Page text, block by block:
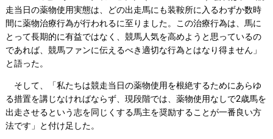
走当日の薬物使用実態は、どの出走馬にも装鞍所に入るわずか数時
間に薬物治療行為が行われるに至りました。この治療行為は、馬に
とって長期的に有益ではなく、競馬人気を高めようと思っているの
であれば、競馬ファンに伝えるべき適切な行為とはなり得ません」
と語った。
そして、「私たちは競走当日の薬物使用を根絶するためにあらゆ
る措置を講じなければならず、現段階では、薬物使用なしで2歳馬を
出走させるという志を同じくする馬主を奨励することが一番良い方
法です」と付け足した。